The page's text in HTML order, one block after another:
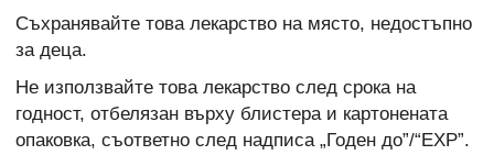
Съхранявайте това лекарство на място, недостъпно
за деца.
Не използвайте това лекарство след срока на
годност, отбелязан върху блистера и картонената
опаковка, съответно след надписа „Годен до”/“EXP”.